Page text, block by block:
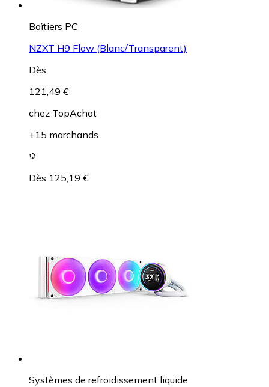
Boîtiers PC
NZXT H9 Flow (Blanc/Transparent)
Dès
121,49 €
chez TopAchat
+15 marchands
Dès 125,19 €
Systèmes de refroidissement liquide